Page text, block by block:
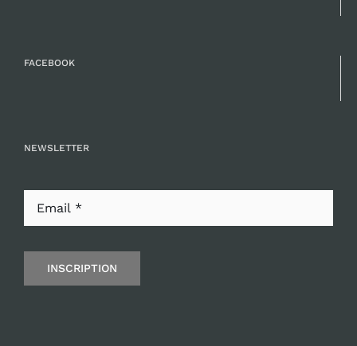
FACEBOOK
NEWSLETTER
INSCRIPTION